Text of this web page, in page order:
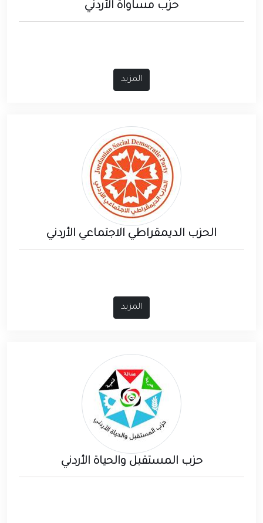
حزب مساواة الأردني
المزيد
الحزب الديمقراطي الاجتماعي الأردني
المزيد
حزب المستقبل والحياة الأردني